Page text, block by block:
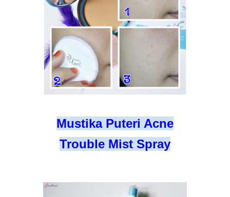
Mustika Puteri Acne
Trouble Mist Spray